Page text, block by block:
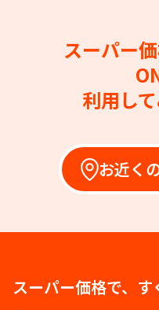
スーパー
利用し
お近く
スーパー価格で、す